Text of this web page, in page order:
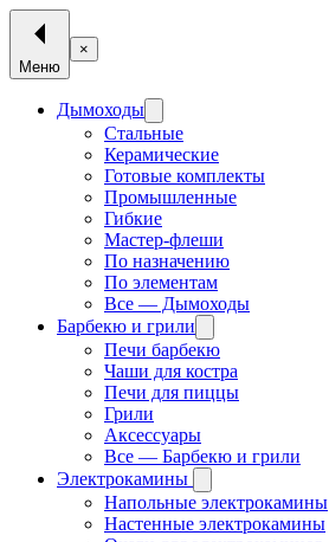
Меню
×
Дымоходы
Стальные
Керамические
Готовые комплекты
Промышленные
Гибкие
Мастер-флеши
По назначению
По элементам
Все — Дымоходы
Барбекю и грили
Печи барбекю
Чаши для костра
Печи для пиццы
Грили
Аксессуары
Все — Барбекю и грили
Электрокамины
Напольные электрокамины
Настенные электрокамины